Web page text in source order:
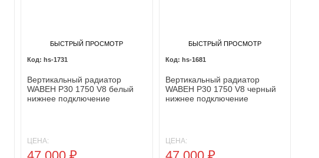
БЫСТРЫЙ ПРОСМОТР
hs-1731
Вертикальный радиатор
WABEH P30 1750 V8 белый
нижнее подключение
ЦЕНА:
БЫСТРЫЙ ПРОСМОТР
hs-1681
Вертикальный радиатор
WABEH P30 1750 V8 черный
нижнее подключение
ЦЕНА: